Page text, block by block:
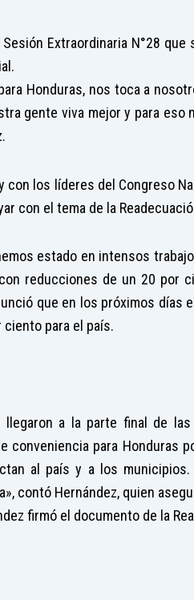
Extraordinaria N°28
Honduras, nos toca a
gente viva mejor y para
con los líderes del Congreso
con el tema de la
estado en intensos
reducciones de un 20 por
que en los próximos
para el país.
a la parte final de
conveniencia para Honduras
al país y a los
contó Hernández, quien
firmó el documento de la